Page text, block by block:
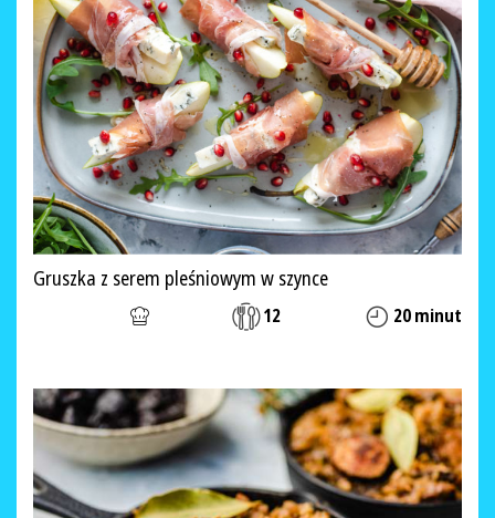
Gruszka z serem pleśniowym w szynce
12 20 minut